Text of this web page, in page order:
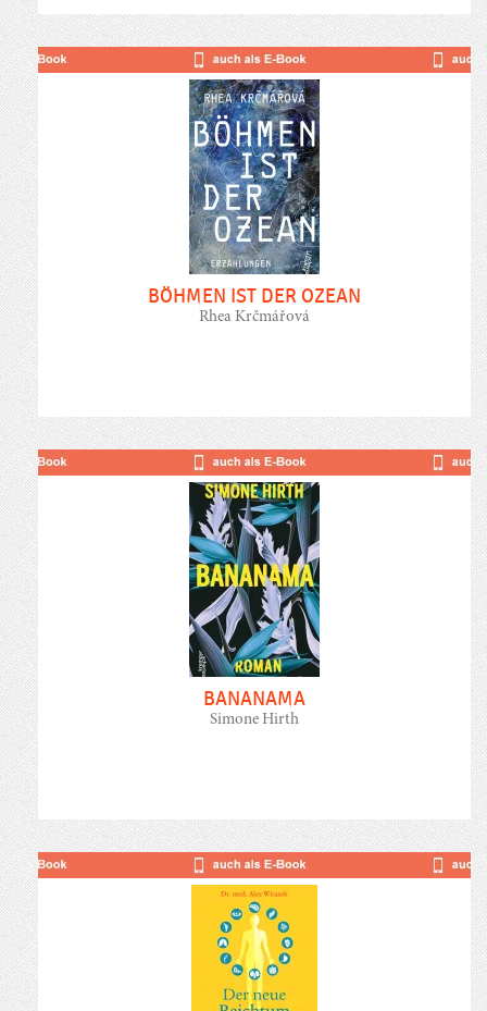
BÖHMEN IST DER OZEAN
Rhea Krčmářová
BANANAMA
Simone Hirth